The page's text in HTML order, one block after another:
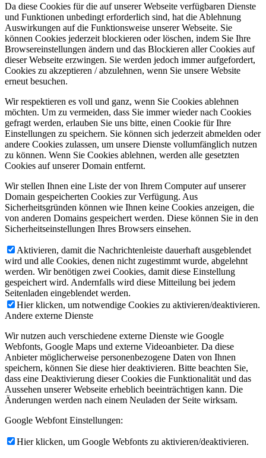
Da diese Cookies für die auf unserer Webseite verfügbaren Dienste
und Funktionen unbedingt erforderlich sind, hat die Ablehnung
Auswirkungen auf die Funktionsweise unserer Webseite. Sie
können Cookies jederzeit blockieren oder löschen, indem Sie Ihre
Browsereinstellungen ändern und das Blockieren aller Cookies auf
dieser Webseite erzwingen. Sie werden jedoch immer aufgefordert,
Cookies zu akzeptieren / abzulehnen, wenn Sie unsere Website
erneut besuchen.
Wir respektieren es voll und ganz, wenn Sie Cookies ablehnen
möchten. Um zu vermeiden, dass Sie immer wieder nach Cookies
gefragt werden, erlauben Sie uns bitte, einen Cookie für Ihre
Einstellungen zu speichern. Sie können sich jederzeit abmelden oder
andere Cookies zulassen, um unsere Dienste vollumfänglich nutzen
zu können. Wenn Sie Cookies ablehnen, werden alle gesetzten
Cookies auf unserer Domain entfernt.
Wir stellen Ihnen eine Liste der von Ihrem Computer auf unserer
Domain gespeicherten Cookies zur Verfügung. Aus
Sicherheitsgründen können wie Ihnen keine Cookies anzeigen, die
von anderen Domains gespeichert werden. Diese können Sie in den
Sicherheitseinstellungen Ihres Browsers einsehen.
Aktivieren, damit die Nachrichtenleiste dauerhaft ausgeblendet
wird und alle Cookies, denen nicht zugestimmt wurde, abgelehnt
werden. Wir benötigen zwei Cookies, damit diese Einstellung
gespeichert wird. Andernfalls wird diese Mitteilung bei jedem
Seitenladen eingeblendet werden.
Hier klicken, um notwendige Cookies zu aktivieren/deaktivieren.
Andere externe Dienste
Wir nutzen auch verschiedene externe Dienste wie Google
Webfonts, Google Maps und externe Videoanbieter. Da diese
Anbieter möglicherweise personenbezogene Daten von Ihnen
speichern, können Sie diese hier deaktivieren. Bitte beachten Sie,
dass eine Deaktivierung dieser Cookies die Funktionalität und das
Aussehen unserer Webseite erheblich beeinträchtigen kann. Die
Änderungen werden nach einem Neuladen der Seite wirksam.
Google Webfont Einstellungen:
Hier klicken, um Google Webfonts zu aktivieren/deaktivieren.